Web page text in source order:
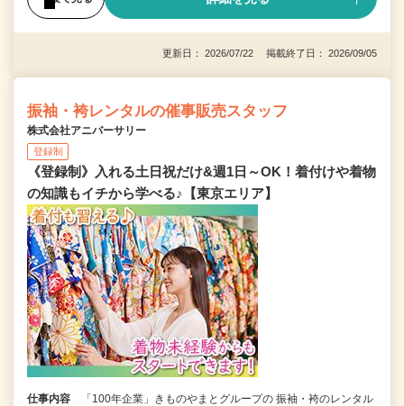
更新日： 2026/07/22 掲載終了日： 2026/09/05
振袖・袴レンタルの催事販売スタッフ
株式会社アニバーサリー
登録制
《登録制》入れる土日祝だけ&週1日～OK！着付けや着物
の知識もイチから学べる♪【東京エリア】
仕事内容
「100年企業」きものやまとグループの 振袖・袴のレンタル